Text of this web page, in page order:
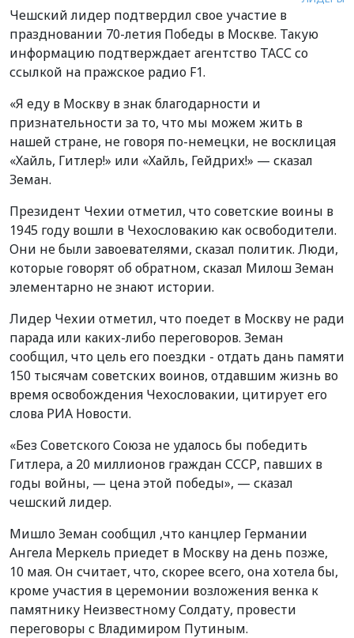
Чешский лидер подтвердил свое участие в
праздновании 70-летия Победы в Москве. Такую
информацию подтверждает агентство ТАСС со
ссылкой на пражское радио F1.
«Я еду в Москву в знак благодарности и
признательности за то, что мы можем жить в
нашей стране, не говоря по-немецки, не восклицая
«Хайль, Гитлер!» или «Хайль, Гейдрих!» — сказал
Земан.
Президент Чехии отметил, что советские воины в
1945 году вошли в Чехословакию как освободители.
Они не были завоевателями, сказал политик. Люди,
которые говорят об обратном, сказал Милош Земан
элементарно не знают истории.
Лидер Чехии отметил, что поедет в Москву не ради
парада или каких-либо переговоров. Земан
сообщил, что цель его поездки - отдать дань памяти
150 тысячам советских воинов, отдавшим жизнь во
время освобождения Чехословакии, цитирует его
слова РИА Новости.
«Без Советского Союза не удалось бы победить
Гитлера, а 20 миллионов граждан СССР, павших в
годы войны, — цена этой победы», — сказал
чешский лидер.
Мишло Земан сообщил ,что канцлер Германии
Ангела Меркель приедет в Москву на день позже,
10 мая. Он считает, что, скорее всего, она хотела бы,
кроме участия в церемонии возложения венка к
памятнику Неизвестному Солдату, провести
переговоры с Владимиром Путиным.